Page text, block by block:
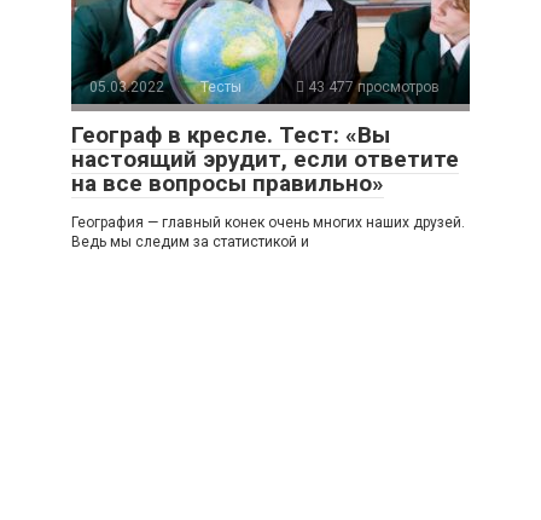
05.03.2022 Тесты 43 477 просмотров
Географ в кресле. Тест: «Вы
настоящий эрудит, если ответите
на все вопросы правильно»
География — главный конек очень многих наших друзей.
Ведь мы следим за статистикой и